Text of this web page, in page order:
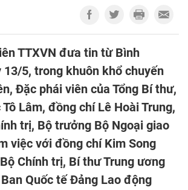
TTXVN đưa tin từ Bình
13/5, trong khuôn khổ chuyến
Đặc phái viên của Tổng Bí thư,
Lâm, đồng chí Lê Hoài Trung,
trị, Bộ trưởng Bộ Ngoại giao
việc với đồng chí Kim Song
Chính trị, Bí thư Trung ương
Quốc tế Đảng Lao động